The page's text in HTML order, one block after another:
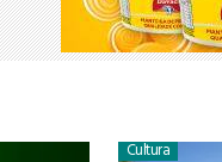
Cultura